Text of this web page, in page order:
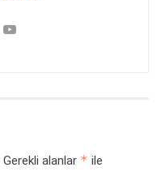
Gerekli alanlar * ile